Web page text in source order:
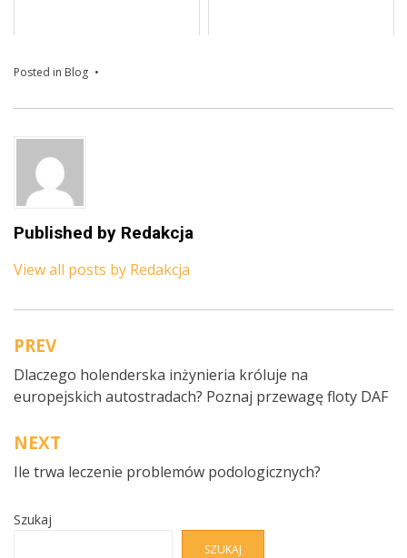
Posted in Blog
Published by Redakcja
View all posts by Redakcja
Nawigacja
wpisu
PREV
Dlaczego holenderska inżynieria króluje na
europejskich autostradach? Poznaj przewagę floty DAF
NEXT
Ile trwa leczenie problemów podologicznych?
Szukaj
SZUKAJ